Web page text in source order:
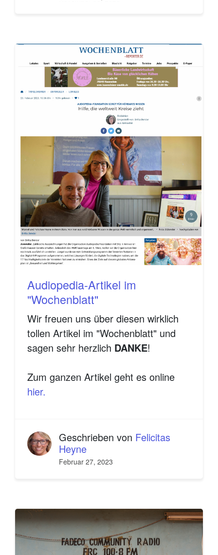
Audiopedia-Artikel im
"Wochenblatt"
Wir freuen uns über diesen wirklich
tollen Artikel im "Wochenblatt" und
sagen sehr herzlich DANKE!
Zum ganzen Artikel geht es online
hier.
Geschrieben von Felicitas
Heyne
Februar 27, 2023